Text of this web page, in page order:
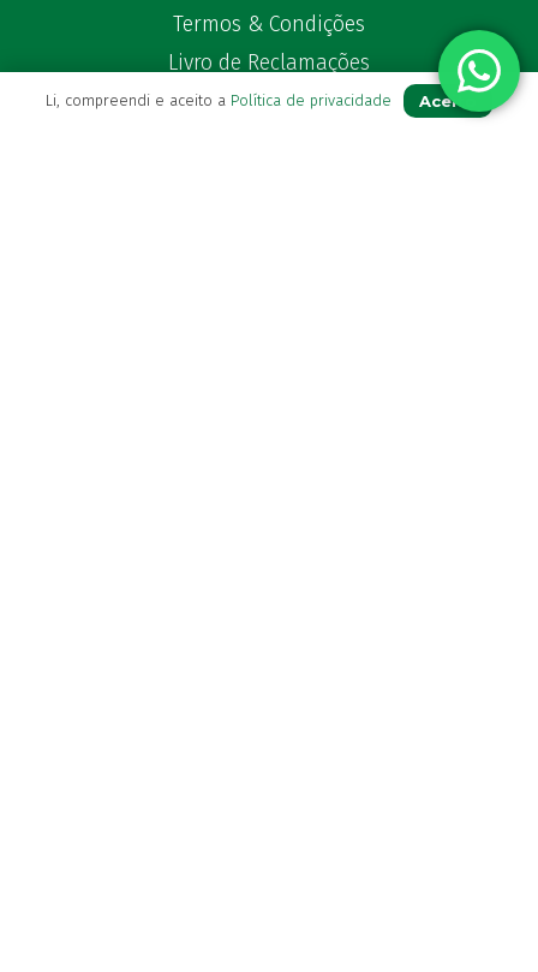
Termos & Condições
Livro de Reclamações
Li, compreendi e aceito a Política de privacidade Aceito